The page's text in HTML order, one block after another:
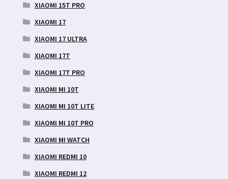
XIAOMI 15T PRO
XIAOMI 17
XIAOMI 17 ULTRA
XIAOMI 17T
XIAOMI 17T PRO
XIAOMI MI 10T
XIAOMI MI 10T LITE
XIAOMI MI 10T PRO
XIAOMI MI WATCH
XIAOMI REDMI 10
XIAOMI REDMI 12